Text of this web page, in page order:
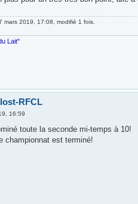
mars 2019, 17:08, modifié 1 fois.
Lait"
RFCL
16:59
toute la seconde mi-temps à 10!
championnat est terminé!